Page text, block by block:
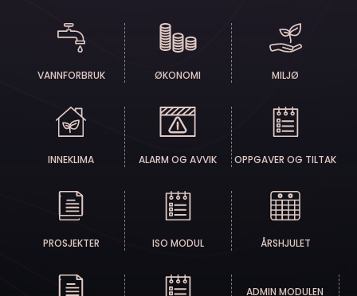
VANNFORBRUK ØKONOMI MILJØ
INNEKLIMA ALARM OG AVVIK OPPGAVER OG TILTAK
PROSJEKTER ISO MODUL ÅRSHJULET
ADMIN MODULEN